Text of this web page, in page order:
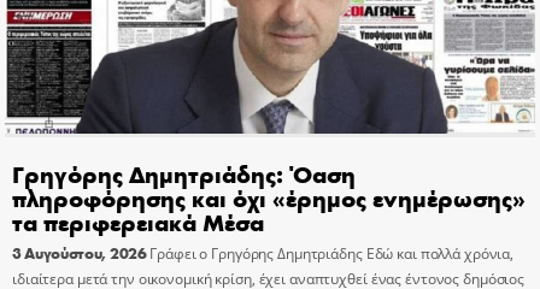
Γρηγόρης Δημητριάδης: Όαση
πληροφόρησης και όχι «έρημος ενημέρωσης»
τα περιφερειακά Μέσα
3 Αυγούστου, 2026 Γράφει ο Γρηγόρης Δημητριάδης Εδώ και πολλά χρόνια,
ιδιαίτερα μετά την οικονομική κρίση, έχει αναπτυχθεί ένας έντονος δημόσιος